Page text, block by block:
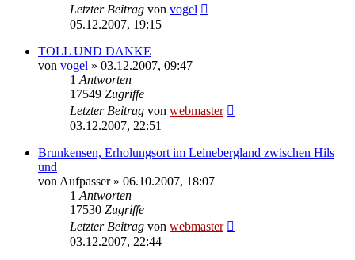
Letzter Beitrag von vogel
05.12.2007, 19:15
TOLL UND DANKE
von vogel » 03.12.2007, 09:47
1 Antworten
17549 Zugriffe
Letzter Beitrag von webmaster
03.12.2007, 22:51
Brunkensen, Erholungsort im Leinebergland zwischen Hils
und
von Aufpasser» 06.10.2007, 18:07
1 Antworten
17530 Zugriffe
Letzter Beitrag von webmaster
03.12.2007, 22:44